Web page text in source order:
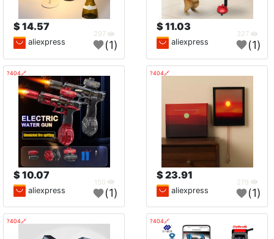
11.03 $
aliexpress (1)
14.57 $
aliexpress (1)
🔗404?
23.91 $
aliexpress (1)
🔗404?
10.07 $
aliexpress (1)
🔗404?
🔗404?